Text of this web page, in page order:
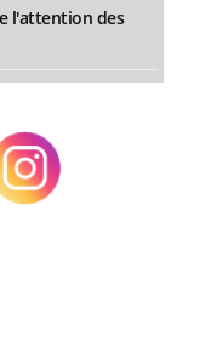
l'attention des